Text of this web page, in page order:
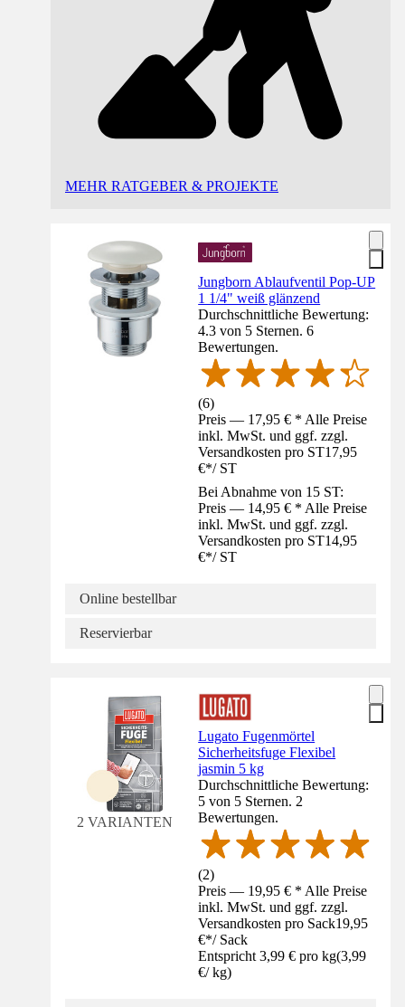
MEHR RATGEBER & PROJEKTE
Jungborn Ablaufventil Pop-UP
1 1/4" weiß glänzend
Durchschnittliche Bewertung:
4.3 von 5 Sternen. 6
Bewertungen.
(6)
Preis — 17,95 € * Alle Preise
inkl. MwSt. und ggf. zzgl.
Versandkosten pro ST17,95
€*/ ST
Bei Abnahme von 15 ST:
Preis — 14,95 € * Alle Preise
inkl. MwSt. und ggf. zzgl.
Versandkosten pro ST14,95
€*/ ST
Online bestellbar
Reservierbar
2 VARIANTEN
Lugato Fugenmörtel
Sicherheitsfuge Flexibel
jasmin 5 kg
Durchschnittliche Bewertung:
5 von 5 Sternen. 2
Bewertungen.
(2)
Preis — 19,95 € * Alle Preise
inkl. MwSt. und ggf. zzgl.
Versandkosten pro Sack19,95
€*/ Sack
Entspricht 3,99 € pro kg(3,99
€/ kg)